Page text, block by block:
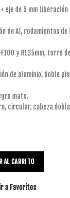
+ eje de 5 mm
de Al, rodamientos
y R135mm, torre
de aluminio, doble
mate.
circular, cabeza
AL CARRITO
a Favoritos